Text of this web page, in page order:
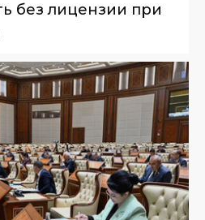
без лицензии при